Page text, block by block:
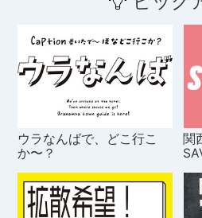
ウラなんばで、どこ行こ
か〜？
関